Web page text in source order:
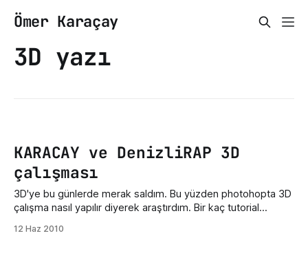
Ömer Karaçay
3D yazı
KARACAY ve DenizliRAP 3D
çalışması
3D'ye bu günlerde merak saldım. Bu yüzden photohopta 3D
çalışma nasıl yapılır diyerek araştırdım. Bir kaç tutorial
Xara3D programı gerekliymiş. Bende yeni format attığım için
12 Haz 2010